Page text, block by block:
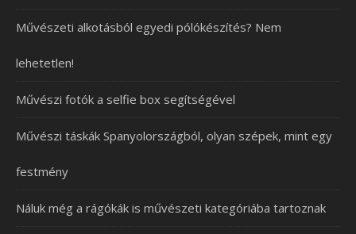
Művészeti alkotásból egyedi pólókészítés? Nem
lehetetlen!
Művészi fotók a selfie box segítségével
Művészi táskák Spanyolországból, olyan szépek, mint egy
festmény
Náluk még a rágókák is művészeti kategóriába tartoznak